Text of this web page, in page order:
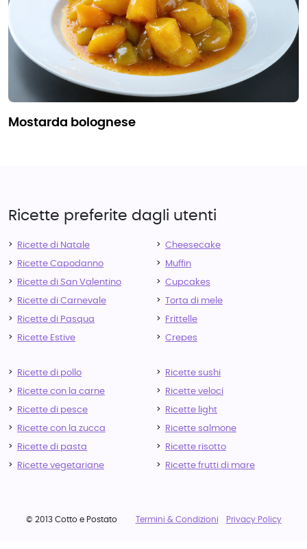
mostarda bolognese
Ricette preferite dagli utenti
Ricette di Natale
Ricette Capodanno
Ricette di San Valentino
Ricette di Carnevale
Ricette di Pasqua
Ricette Estive
Cheesecake
Muffin
Cupcakes
Torta di mele
Frittelle
Crepes
Ricette di pollo
Ricette con la carne
Ricette di pesce
Ricette con la zucca
Ricette di pasta
Ricette vegetariane
Ricette sushi
Ricette veloci
Ricette light
Ricette salmone
Ricette risotto
Ricette frutti di mare
© 2013 Cotto e Postato Termini & Condizioni Privacy Policy